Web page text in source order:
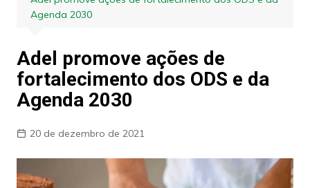
Agenda 2030
Adel promove ações de
fortalecimento dos ODS e da
Agenda 2030
20 de dezembro de 2021